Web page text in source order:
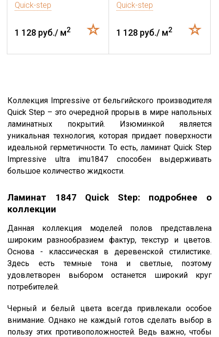
Quick-step
1 128 руб./ м2
Quick-step
1 128 руб./ м2
Коллекция Impressive от бельгийского производителя
Quick Step – это очередной прорыв в мире напольных
ламинатных покрытий. Изюминкой является
уникальная технология, которая придает поверхности
идеальной герметичности. То есть, ламинат Quick Step
Impressive ultra imu1847 способен выдерживать
большое количество жидкости.
Ламинат 1847 Quick Step: подробнее о
коллекции
Данная коллекция моделей полов представлена
широким разнообразием фактур, текстур и цветов.
Основа - классическая в деревенской стилистике.
Здесь есть темные тона и светлые, поэтому
удовлетворен выбором останется широкий круг
потребителей.
Черный и белый цвета всегда привлекали особое
внимание. Однако не каждый готов сделать выбор в
пользу этих противоположностей. Ведь важно, чтобы